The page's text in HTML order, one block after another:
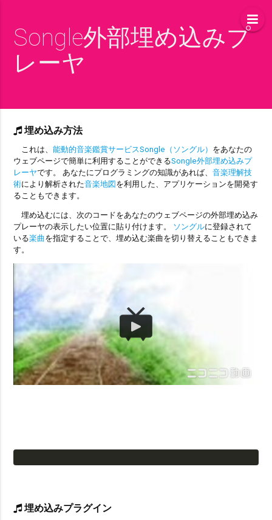
Songle外部埋め込みプ
レーヤ
埋め込み方法
これは、能動的音楽鑑賞サービスSongle（ソングル） をあなたの
ウェブページで簡単に利用することができるSongle外部埋め込みプ
レーヤです。 あなたにプログラミングの知識があれば、音楽理解技
術により解析された音楽地図を利用した、アプリケーションを開発す
ることもできます。
埋め込むには、次のコードをあなたのウェブページの外部埋め込み
プレーヤの表示したい位置に貼り付けます。 ソングルに登録されて
いる楽曲を指定することで、埋め込む楽曲を切り替えることもできま
す。
埋め込みプラグイン